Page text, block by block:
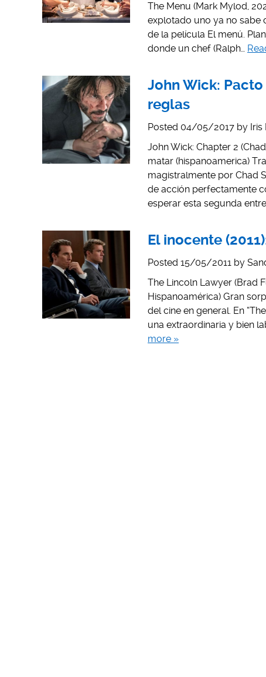
The Menu (Mark Mylod,
explotado uno ya no sabe
de la película El menú.
donde un chef (Ralph…
John Wick:
reglas
Posted 04/05/2017 by
John Wick: Chapter 2
matar (hispanoamerica)
magistralmente por Chad
de acción perfectamente
esperar esta segunda
El inocente
Posted 15/05/2011 by
The Lincoln Lawyer (Brad
Hispanoamérica) Gran
del cine en general. En
una extraordinaria y bien
more »